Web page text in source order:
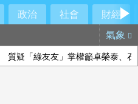
政治 社會
財經
氣象
質疑「綠友友」掌權籲卓榮泰、石